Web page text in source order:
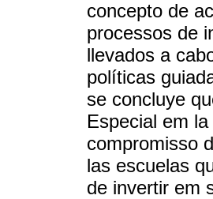
concepto de
processos de
llevados a
políticas
se concluye
Especial em
compromisso
las escuelas
de invertir em